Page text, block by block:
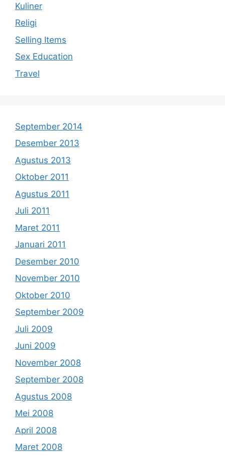
Kuliner
Religi
Selling Items
Sex Education
Travel
September 2014
Desember 2013
Agustus 2013
Oktober 2011
Agustus 2011
Juli 2011
Maret 2011
Januari 2011
Desember 2010
November 2010
Oktober 2010
September 2009
Juli 2009
Juni 2009
November 2008
September 2008
Agustus 2008
Mei 2008
April 2008
Maret 2008